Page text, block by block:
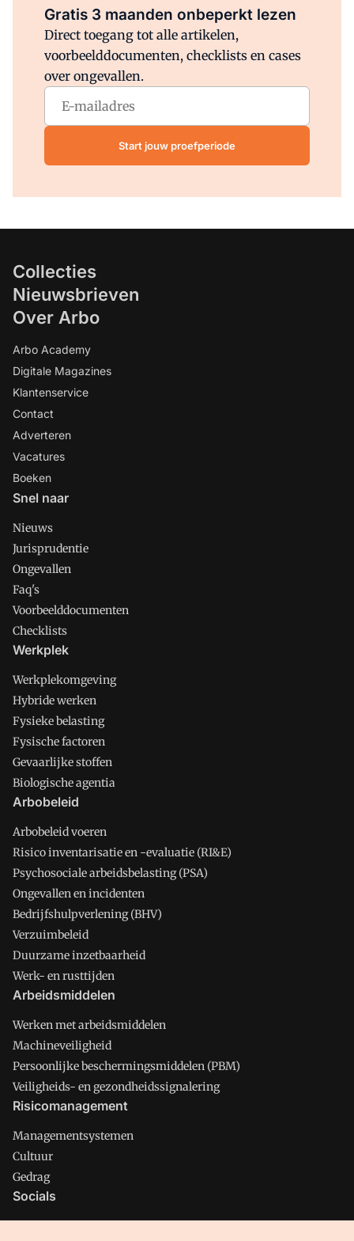
Gratis 3 maanden onbeperkt lezen
Direct toegang tot alle artikelen,
voorbeelddocumenten, checklists en cases
over ongevallen.
Start jouw proefperiode
Collecties
Nieuwsbrieven
Over Arbo
Arbo Academy
Digitale Magazines
Klantenservice
Contact
Adverteren
Vacatures
Boeken
Snel naar
Nieuws
Jurisprudentie
Ongevallen
Faq's
Voorbeelddocumenten
Checklists
Werkplek
Werkplekomgeving
Hybride werken
Fysieke belasting
Fysische factoren
Gevaarlijke stoffen
Biologische agentia
Arbobeleid
Arbobeleid voeren
Risico inventarisatie en -evaluatie (RI&E)
Psychosociale arbeidsbelasting (PSA)
Ongevallen en incidenten
Bedrijfshulpverlening (BHV)
Verzuimbeleid
Duurzame inzetbaarheid
Werk- en rusttijden
Arbeidsmiddelen
Werken met arbeidsmiddelen
Machineveiligheid
Persoonlijke beschermingsmiddelen (PBM)
Veiligheids- en gezondheidssignalering
Risicomanagement
Managementsystemen
Cultuur
Gedrag
Socials